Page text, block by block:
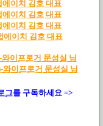
에이치 김호 대표
에이치 김호 대표
에이치 김호 대표
에이치 김호 대표
이프로거 문성실 님
이프로거 문성실 님
그를 구독하세요 =>